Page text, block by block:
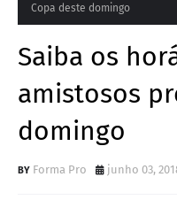
Copa deste domingo
Saiba os
amistosos
domingo
Forma Pro junho 03,